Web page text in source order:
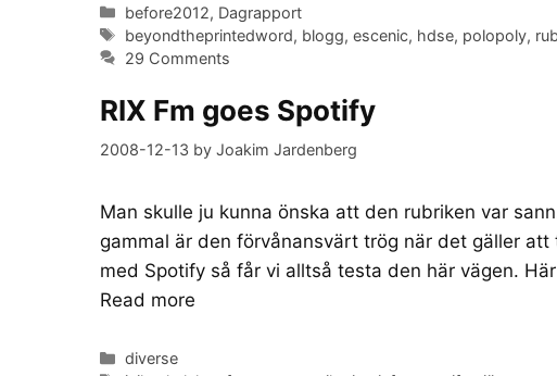
Categories
before2012, Dagrapport
Tags
beyondtheprintedword, blogg,escenic, hdse, polopoly,
29 Comments
RIX Fm goes Spotify
2008-12-13 by Joakim Jardenberg
Man skulle ju kunna önska att den rubriken var
gammal är den förvånansvärt trög när det gäller
med Spotify så får vi alltså testa den här vägen.
Read more
Categories
diverse